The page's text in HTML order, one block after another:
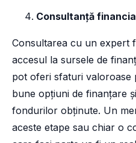
Consultanță
Consultarea cu un expert
accesul la sursele de
pot oferi sfaturi valoroase
bune opțiuni de finanțare
fondurilor obținute. Un
aceste etape sau chiar o